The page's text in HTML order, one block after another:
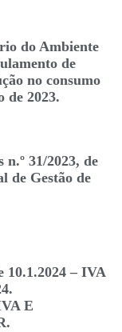
do Ambiente
de
no consumo
de 2023.
31/2023, de
de Gestão de
10.1.2024 – IVA
E